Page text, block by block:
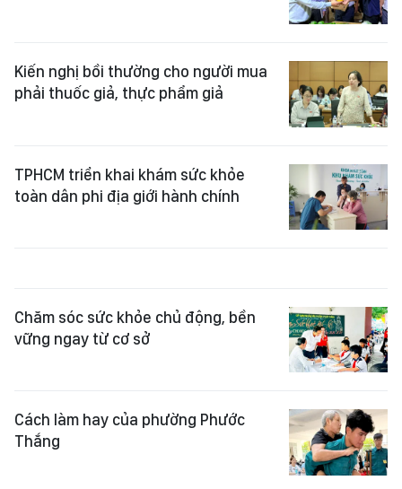
Kiến nghị bồi thường cho người mua
phải thuốc giả, thực phẩm giả
TPHCM triển khai khám sức khỏe
toàn dân phi địa giới hành chính
Chăm sóc sức khỏe chủ động, bền
vững ngay từ cơ sở
Cách làm hay của phường Phước
Thắng